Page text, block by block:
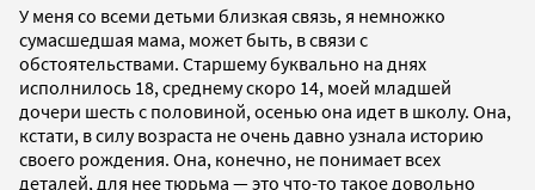
У меня со всеми детьми близкая связь, я немножко
сумасшедшая мама, может быть, в связи с
обстоятельствами. Старшему буквально на днях
исполнилось 18, среднему скоро 14, моей младшей
дочери шесть с половиной, осенью она идет в школу. Она,
кстати, в силу возраста не очень давно узнала историю
своего рождения. Она, конечно, не понимает всех
деталей, для нее тюрьма — это что-то такое довольно